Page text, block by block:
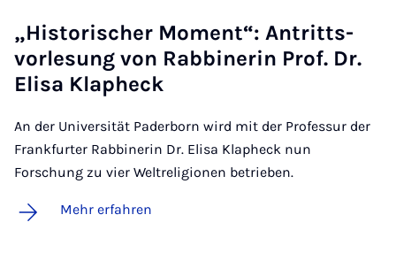
„His­to­ri­scher Mo­ment“: An­tritts­
vor­le­sung von Rab­bi­ne­rin Prof. Dr.
Eli­sa Kla­pheck
An der Universität Paderborn wird mit der Professur der
Frankfurter Rabbinerin Dr. Elisa Klapheck nun
Forschung zu vier Weltreligionen betrieben.
Mehr erfahren